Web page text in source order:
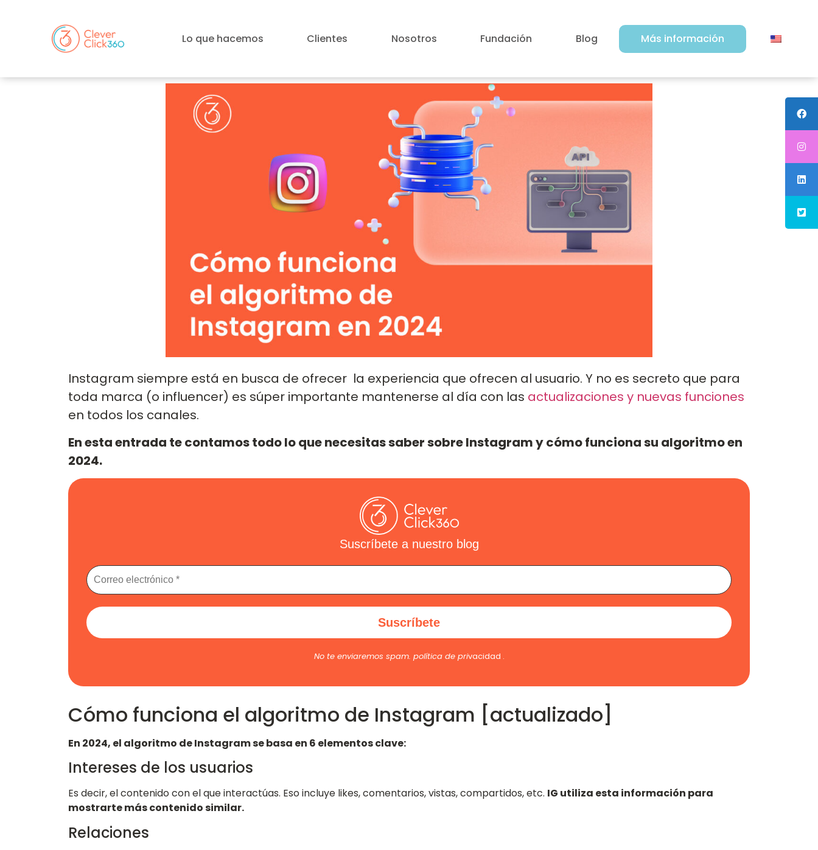
Lo que hacemos Clientes Nosotros Fundación Blog Más información
Instagram siempre está en busca de ofrecer la experiencia que ofrecen al usuario. Y no es secreto que para
toda marca (o influencer) es súper importante mantenerse al día con las actualizaciones y nuevas funciones
en todos los canales.
En esta entrada te contamos todo lo que necesitas saber sobre Instagram y cómo funciona su algoritmo en
2024.
Suscríbete a nuestro blog
No te enviaremos spam. política de privacidad .
Cómo funciona el algoritmo de Instagram [actualizado]
En 2024, el algoritmo de Instagram se basa en 6 elementos clave:
Intereses de los usuarios
Es decir, el contenido con el que interactúas. Eso incluye likes, comentarios, vistas, compartidos, etc. IG utiliza esta información para
mostrarte más contenido similar.
Relaciones